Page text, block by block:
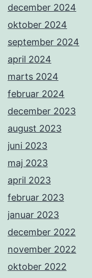
december 2024
oktober 2024
september 2024
april 2024
marts 2024
februar 2024
december 2023
august 2023
juni 2023
maj 2023
april 2023
februar 2023
januar 2023
december 2022
november 2022
oktober 2022